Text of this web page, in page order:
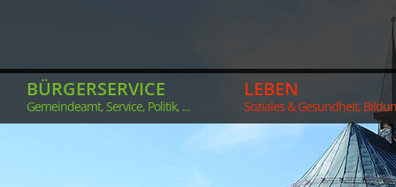
BÜRGERSERVICE
Gemeindeamt, Service, Politik, ...
LEBEN
Soziales & Gesundheit,